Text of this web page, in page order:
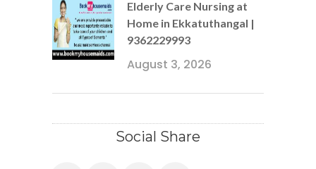
Elderly Care Nursing at
Home in Ekkatuthangal |
9362229993
August 3, 2026
Social Share